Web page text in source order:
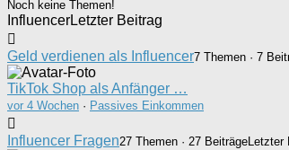
Noch keine Themen!
InfluencerLetzter Beitrag
Geld verdienen als Influencer7 Themen · 7
TikTok Shop als Anfänger …
vor 4 Wochen · Passives Einkommen
Influencer Fragen27 Themen · 27 BeiträgeLetzter